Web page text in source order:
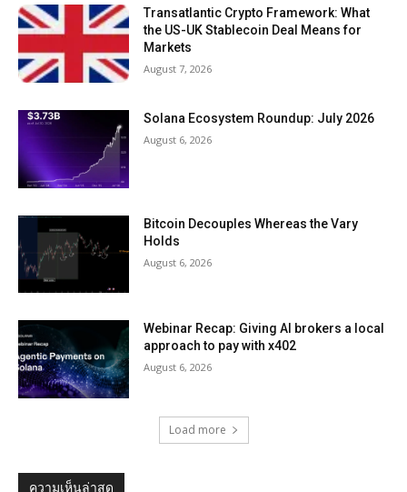
Transatlantic Crypto Framework: What
the US-UK Stablecoin Deal Means for
Markets
August 7, 2026
Solana Ecosystem Roundup: July 2026
August 6, 2026
Bitcoin Decouples Whereas the Vary
Holds
August 6, 2026
Webinar Recap: Giving AI brokers a local
approach to pay with x402
August 6, 2026
Load more
ความเห็นล่าสุด